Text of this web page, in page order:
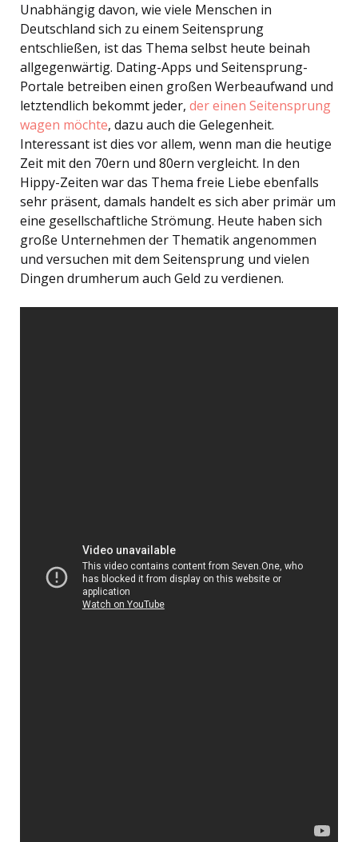
Unabhängig davon, wie viele Menschen in
Deutschland sich zu einem Seitensprung
entschließen, ist das Thema selbst heute beinah
allgegenwärtig. Dating-Apps und Seitensprung-
Portale betreiben einen großen Werbeaufwand und
letztendlich bekommt jeder, der einen Seitensprung
wagen möchte, dazu auch die Gelegenheit.
Interessant ist dies vor allem, wenn man die heutige
Zeit mit den 70ern und 80ern vergleicht. In den
Hippy-Zeiten war das Thema freie Liebe ebenfalls
sehr präsent, damals handelt es sich aber primär um
eine gesellschaftliche Strömung. Heute haben sich
große Unternehmen der Thematik angenommen
und versuchen mit dem Seitensprung und vielen
Dingen drumherum auch Geld zu verdienen.